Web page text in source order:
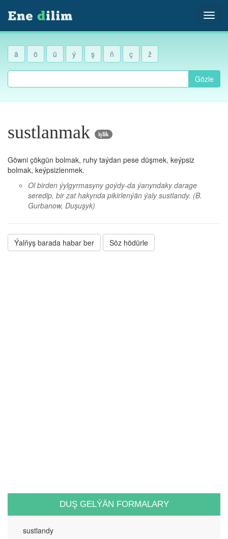
ä ö ü ý ş ň ç ž
Gözle
sustlanmak işlik
Göwni çökgün bolmak, ruhy taýdan pese düşmek, keýpsiz
bolmak, keýpsizlenmek.
Ol birden ýylgyrmasyny goýdy-da ýanyndaky darage
seredip, bir zat hakynda pikirlenýän ýaly sustlandy. (B.
Gurbanow, Duşuşyk)
Ýalňyş barada habar ber Söz hödürle
DUŞ GELÝÄN FORMALARY
sustlandy